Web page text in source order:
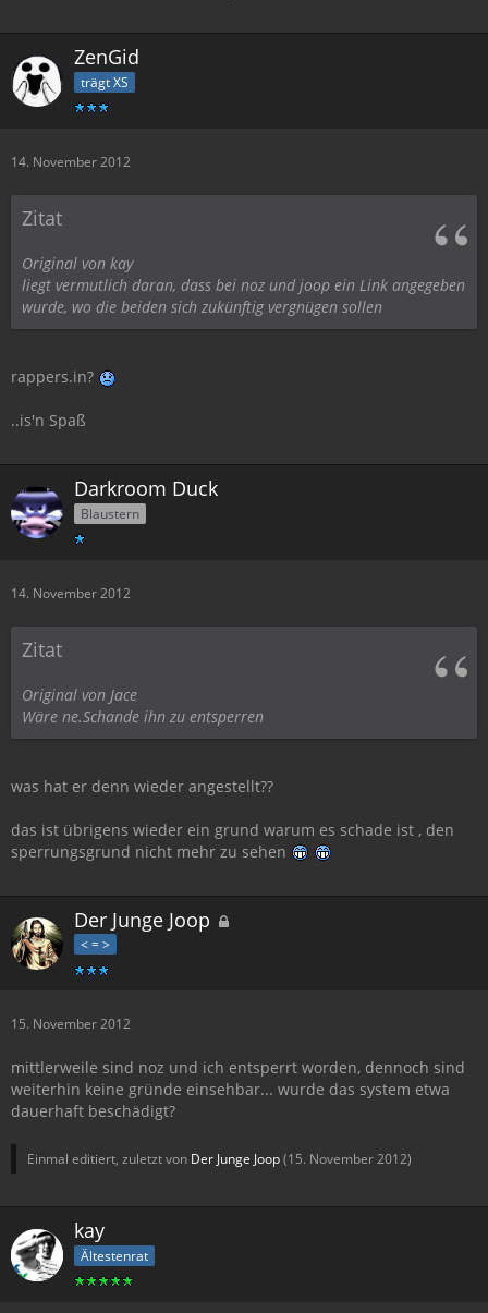
ZenGid
trägt XS
14. November 2012
Zitat
Original von kay
liegt vermutlich daran, dass bei noz und joop ein Link angegeben
wurde, wo die beiden sich zukünftig vergnügen sollen
rappers.in?
..is'n Spaß
Darkroom Duck
Blaustern
14. November 2012
Zitat
Original von Jace
Wäre ne.Schande ihn zu entsperren
was hat er denn wieder angestellt??
das ist übrigens wieder ein grund warum es schade ist , den
sperrungsgrund nicht mehr zu sehen
Der Junge Joop
< = >
15. November 2012
mittlerweile sind noz und ich entsperrt worden, dennoch sind
weiterhin keine gründe einsehbar... wurde das system etwa
dauerhaft beschädigt?
Einmal editiert, zuletzt von Der Junge Joop(15. November 2012)
kay
Ältestenrat